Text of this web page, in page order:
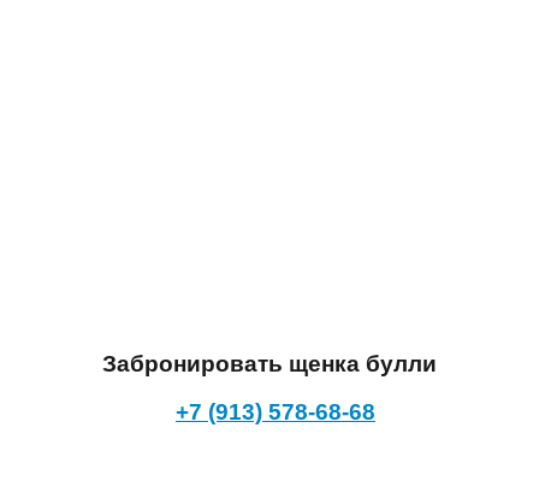
Забронировать щенка булли
+7 (913) 578-68-68